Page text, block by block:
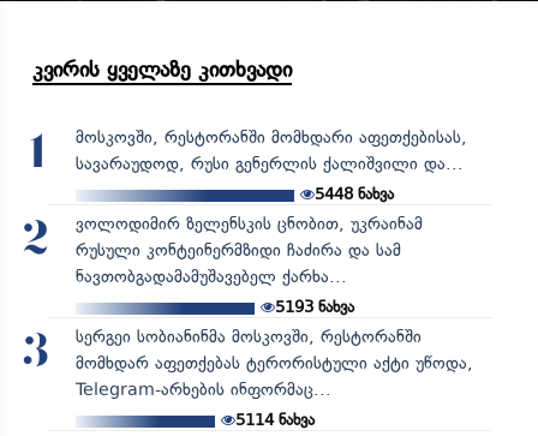
კვირის ყველაზე კითხვადი
1
მოსკოვში, რესტორანში მომხდარი აფეთქებისას,
სავარაუდოდ, რუსი გენერლის ქალიშვილი და...
5448 ნახვა
2
ვოლოდიმირ ზელენსკის ცნობით, უკრაინამ
რუსული კონტეინერმზიდი ჩაძირა და სამ
ნავთობგადამამუშავებელ ქარხა...
5193ნახვა
3
სერგეი სობიანინმა მოსკოვში, რესტორანში
მომხდარ აფეთქებას ტერორისტული აქტი უწოდა,
Telegram-არხების ინფორმაც...
5114ნახვა